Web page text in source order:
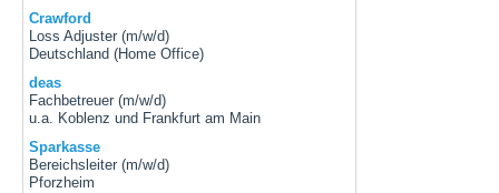
Crawford
Loss Adjuster (m/w/d)
Deutschland (Home Office)
deas
Fachbetreuer (m/w/d)
u.a. Koblenz und Frankfurt am Main
Sparkasse
Bereichsleiter (m/w/d)
Pforzheim